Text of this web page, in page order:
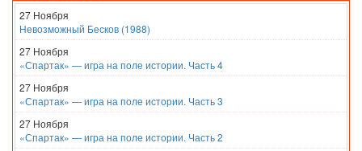
27 Ноября
Невозможный Бесков (1988)
27 Ноября
«Спартак» — игра на поле истории. Часть 4
27 Ноября
«Спартак» — игра на поле истории. Часть 3
27 Ноября
«Спартак» — игра на поле истории. Часть 2